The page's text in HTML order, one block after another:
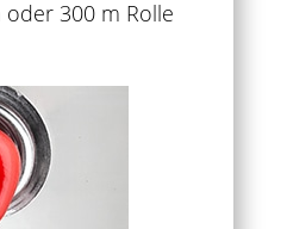
300 m Rolle